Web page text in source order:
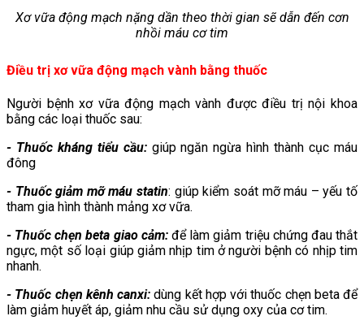
Xơ vữa động mạch nặng dần theo thời gian sẽ dẫn đến cơn
nhồi máu cơ tim
Điều trị xơ vữa động mạch vành bằng thuốc
Người bệnh xơ vữa động mạch vành được điều trị nội khoa
bằng các loại thuốc sau:
- Thuốc kháng tiểu cầu:giúp ngăn ngừa hình thành cục máu
đông
- Thuốc giảm mỡ máu statin: giúp kiểm soát mỡ máu – yếu tố
tham gia hình thành mảng xơ vữa.
- Thuốc chẹn beta giao cảm:để làm giảm triệu chứng đau thắt
ngực, một số loại giúp giảm nhịp tim ở người bệnh có nhịp tim
nhanh.
- Thuốc chẹn kênh canxi: dùng kết hợp với thuốc chẹn beta để
làm giảm huyết áp, giảm nhu cầu sử dụng oxy của cơ tim.